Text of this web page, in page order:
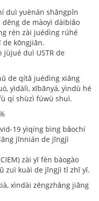
duì yuènán shāngpǐn
de màoyì dàibiǎo
rén zài juédìng rúhé
kōngjiān.
jùjué duì USTR de
de qítā juédìng xiāng
yìdàlì, xībānyá, yìndù hé
qí shùzì fúwù shuì.
19 yìqíng bìng bǎochí
jīnnián de jīngjì
zài yī fèn bàogào
zuì kuài de jīngjì tǐ zhī yī.
xìndài zēngzhǎng jiāng